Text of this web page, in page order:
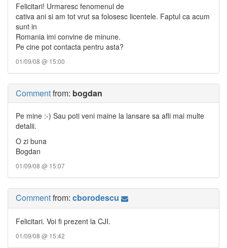
Felicitari! Urmaresc fenomenul de
cativa ani si am tot vrut sa folosesc licentele. Faptul ca acum
sunt in
Romania imi convine de minune.
Pe cine pot contacta pentru asta?
01/09/08 @ 15:00
Commentfrom: bogdan
Pe mine :-) Sau poti veni maine la lansare sa afli mai multe
detalii.
O zi buna
Bogdan
01/09/08 @ 15:07
Commentfrom: cborodescu
Felicitari. Voi fi prezent la CJI.
01/09/08 @ 15:42